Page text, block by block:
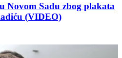
Novom Sadu zbog plakata
(VIDEO)